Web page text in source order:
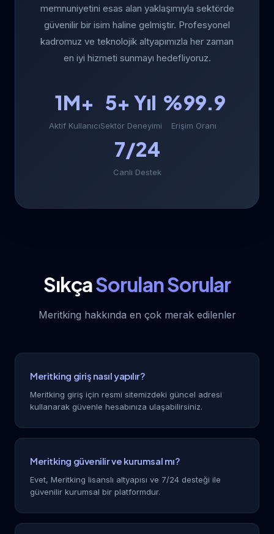
memnuniyetini esas alan yaklaşımıyla sektörde
güvenilir bir isim haline gelmiştir. Profesyonel
kadromuz ve teknolojik altyapımızla her zaman
en iyi hizmeti sunmayı hedefliyoruz.
1M+
Aktif Kullanıcı
5+ Yıl
Sektör Deneyimi
%99.9
Erişim Oranı
7/24
Canlı Destek
SıkçaSorulan Sorular
Meritking hakkında en çok merak edilenler
Meritking giriş nasıl yapılır?
Meritking giriş için resmi sitemizdeki güncel adresi
kullanarak güvenle hesabınıza ulaşabilirsiniz.
Meritking güvenilir ve kurumsal mı?
Evet, Meritking lisanslı altyapısı ve 7/24 desteği ile
güvenilir kurumsal bir platformdur.